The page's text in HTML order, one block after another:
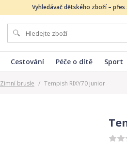
Vyhledávač dětského zboží –
Cestování Péče o dítě Sport
Zimní brusle / Tempish RIXY70 junior